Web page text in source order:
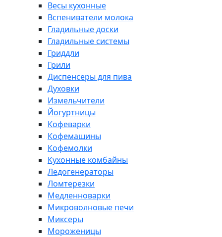
Весы кухонные
Вспениватели молока
Гладильные доски
Гладильные системы
Гриддли
Грили
Диспенсеры для пива
Духовки
Измельчители
Йогуртницы
Кофеварки
Кофемашины
Кофемолки
Кухонные комбайны
Ледогенераторы
Ломтерезки
Медленноварки
Микроволновые печи
Миксеры
Мороженицы